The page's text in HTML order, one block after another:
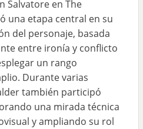
Salvatore en The
una etapa central en su
del personaje, basada
entre ironía y conflicto
un rango
Durante varias
también participó
una mirada técnica
y ampliando su rol